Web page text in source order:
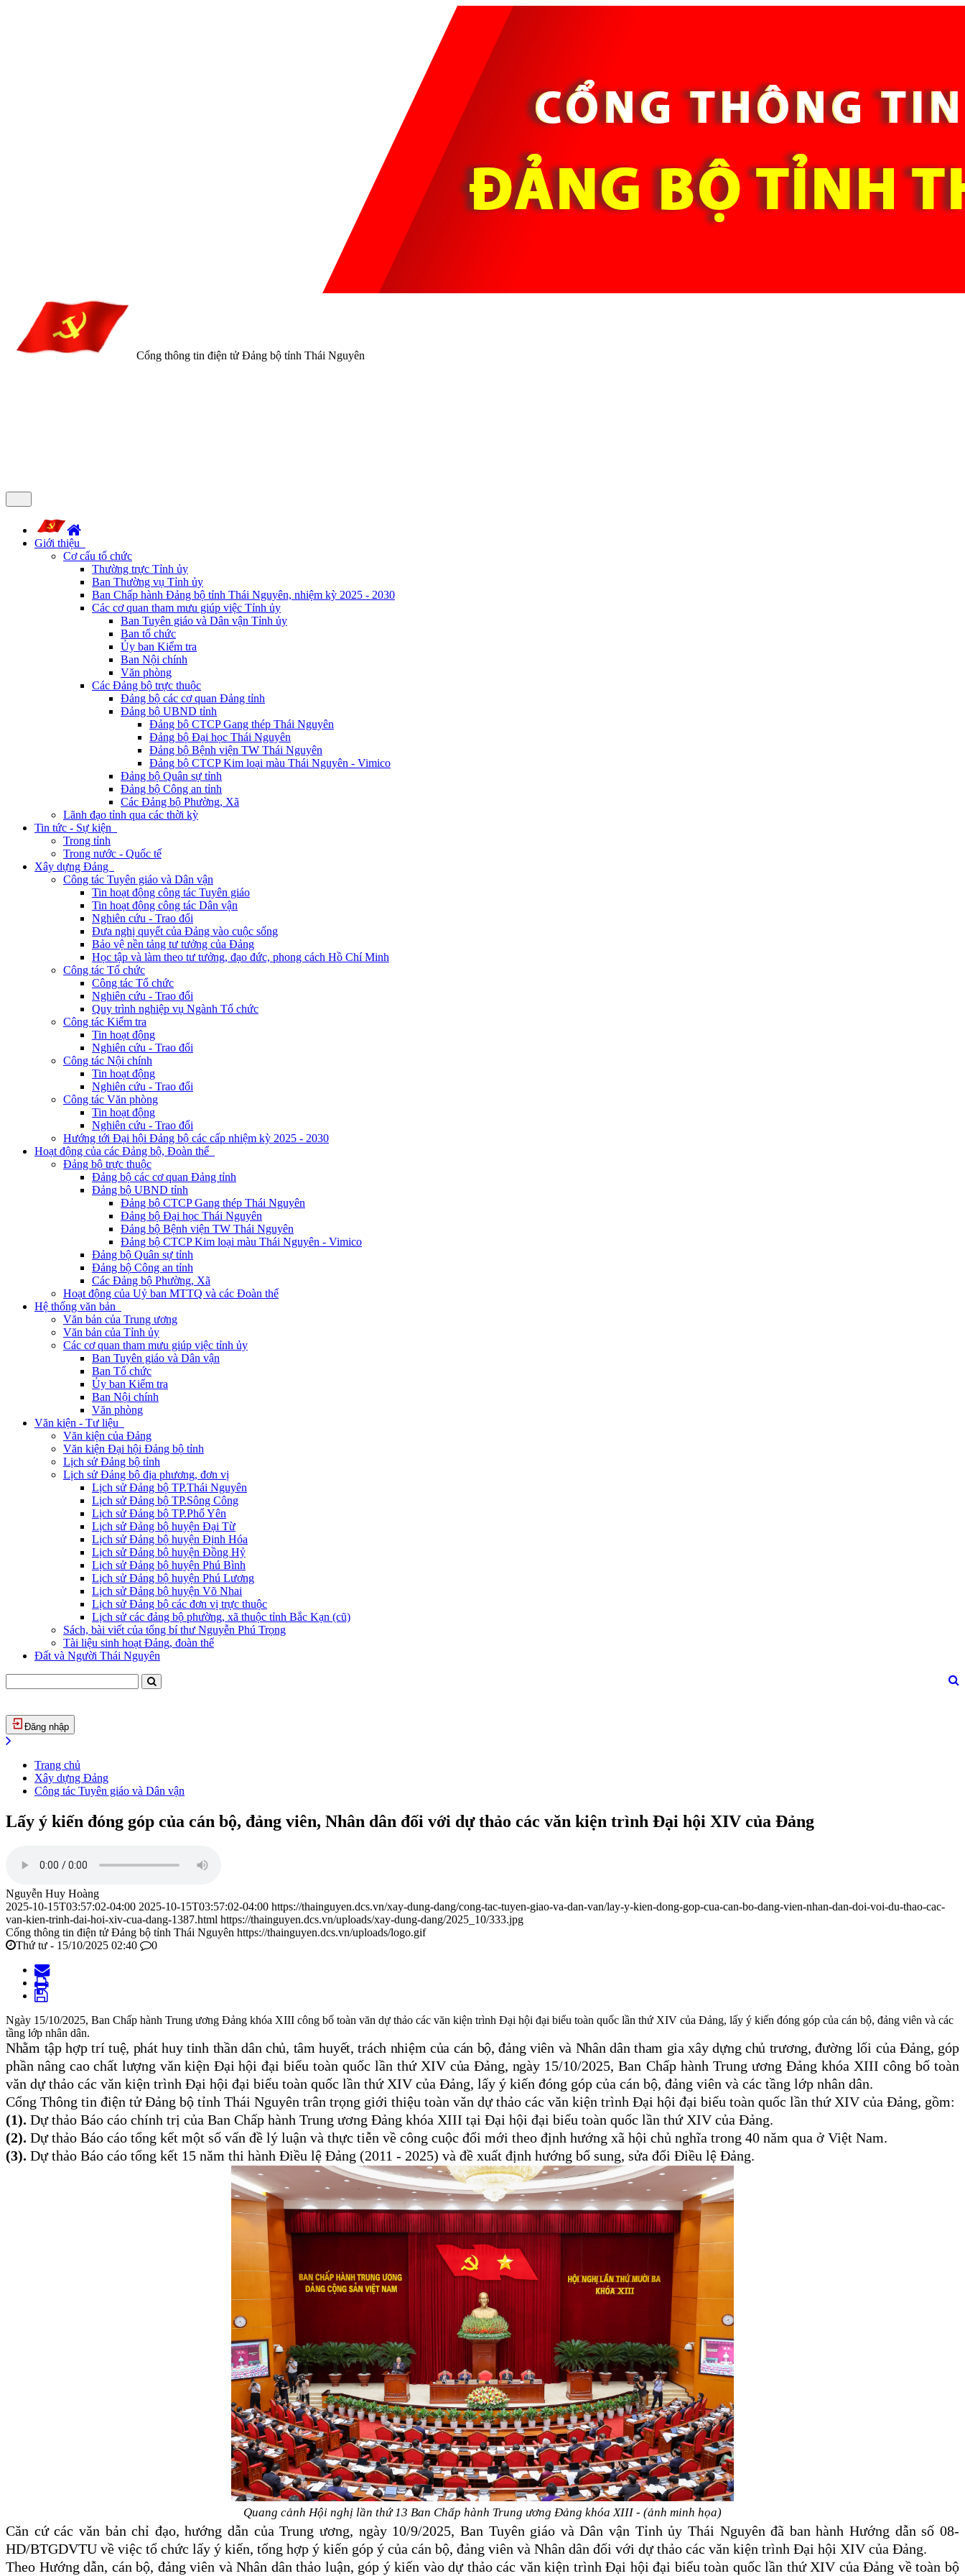
Cổng thông tin điện tử Đảng bộ tỉnh Thái Nguyên
Giới thiệu
Cơ cấu tổ chức
Thường trực Tỉnh ủy
Ban Thường vụ Tỉnh ủy
Ban Chấp hành Đảng bộ tỉnh Thái Nguyên, nhiệm kỳ 2025 - 2030
Các cơ quan tham mưu giúp việc Tỉnh ủy
Ban Tuyên giáo và Dân vận Tỉnh ủy
Ban tổ chức
Ủy ban Kiểm tra
Ban Nội chính
Văn phòng
Các Đảng bộ trực thuộc
Đảng bộ các cơ quan Đảng tỉnh
Đảng bộ UBND tỉnh
Đảng bộ CTCP Gang thép Thái Nguyên
Đảng bộ Đại học Thái Nguyên
Đảng bộ Bệnh viện TW Thái Nguyên
Đảng bộ CTCP Kim loại màu Thái Nguyên - Vimico
Đảng bộ Quân sự tỉnh
Đảng bộ Công an tỉnh
Các Đảng bộ Phường, Xã
Lãnh đạo tỉnh qua các thời kỳ
Tin tức - Sự kiện
Trong tỉnh
Trong nước - Quốc tế
Xây dựng Đảng
Công tác Tuyên giáo và Dân vận
Tin hoạt động công tác Tuyên giáo
Tin hoạt động công tác Dân vận
Nghiên cứu - Trao đổi
Đưa nghị quyết của Đảng vào cuộc sống
Bảo vệ nền tảng tư tưởng của Đảng
Học tập và làm theo tư tưởng, đạo đức, phong cách Hồ Chí Minh
Công tác Tổ chức
Công tác Tổ chức
Nghiên cứu - Trao đổi
Quy trình nghiệp vụ Ngành Tổ chức
Công tác Kiểm tra
Tin hoạt động
Nghiên cứu - Trao đổi
Công tác Nội chính
Tin hoạt động
Nghiên cứu - Trao đổi
Công tác Văn phòng
Tin hoạt động
Nghiên cứu - Trao đổi
Hướng tới Đại hội Đảng bộ các cấp nhiệm kỳ 2025 - 2030
Hoạt động của các Đảng bộ, Đoàn thể
Đảng bộ trực thuộc
Đảng bộ các cơ quan Đảng tỉnh
Đảng bộ UBND tỉnh
Đảng bộ CTCP Gang thép Thái Nguyên
Đảng bộ Đại học Thái Nguyên
Đảng bộ Bệnh viện TW Thái Nguyên
Đảng bộ CTCP Kim loại màu Thái Nguyên - Vimico
Đảng bộ Quân sự tỉnh
Đảng bộ Công an tỉnh
Các Đảng bộ Phường, Xã
Hoạt động của Uỷ ban MTTQ và các Đoàn thể
Hệ thống văn bản
Văn bản của Trung ương
Văn bản của Tỉnh ủy
Các cơ quan tham mưu giúp việc tỉnh ủy
Ban Tuyên giáo và Dân vận
Ban Tổ chức
Ủy ban Kiểm tra
Ban Nội chính
Văn phòng
Văn kiện - Tư liệu
Văn kiện của Đảng
Văn kiện Đại hội Đảng bộ tỉnh
Lịch sử Đảng bộ tỉnh
Lịch sử Đảng bộ địa phương, đơn vị
Lịch sử Đảng bộ TP.Thái Nguyên
Lịch sử Đảng bộ TP.Sông Công
Lịch sử Đảng bộ TP.Phổ Yên
Lịch sử Đảng bộ huyện Đại Từ
Lịch sử Đảng bộ huyện Định Hóa
Lịch sử Đảng bộ huyện Đồng Hỷ
Lịch sử Đảng bộ huyện Phú Bình
Lịch sử Đảng bộ huyện Phú Lương
Lịch sử Đảng bộ huyện Võ Nhai
Lịch sử Đảng bộ các đơn vị trực thuộc
Lịch sử các đảng bộ phường, xã thuộc tỉnh Bắc Kạn (cũ)
Sách, bài viết của tổng bí thư Nguyễn Phú Trọng
Tài liệu sinh hoạt Đảng, đoàn thể
Đất và Người Thái Nguyên
Đăng nhập
Trang chủ
Xây dựng Đảng
Công tác Tuyên giáo và Dân vận
Lấy ý kiến đóng góp của cán bộ, đảng viên, Nhân dân đối với dự thảo các văn kiện trình Đại hội XIV của Đảng
Nguyễn Huy Hoàng
2025-10-15T03:57:02-04:00 2025-10-15T03:57:02-04:00 https://thainguyen.dcs.vn/xay-dung-dang/cong-tac-tuyen-giao-va-dan-van/lay-y-kien-dong-gop-cua-can-bo-dang-vien-nhan-dan-doi-voi-du-thao-cac-
van-kien-trinh-dai-hoi-xiv-cua-dang-1387.html https://thainguyen.dcs.vn/uploads/xay-dung-dang/2025_10/333.jpg
Cổng thông tin điện tử Đảng bộ tỉnh Thái Nguyên https://thainguyen.dcs.vn/uploads/logo.gif
Thứ tư - 15/10/2025 02:40
0
Ngày 15/10/2025, Ban Chấp hành Trung ương Đảng khóa XIII công bố toàn văn dự thảo các văn kiện trình Đại hội đại biểu toàn quốc lần thứ XIV của Đảng, lấy ý kiến đóng góp của cán bộ, đảng viên và các
tầng lớp nhân dân.
Nhằm tập hợp trí tuệ, phát huy tinh thần dân chủ, tâm huyết, trách nhiệm của cán bộ, đảng viên và Nhân dân tham gia xây dựng chủ trương,đường lối của Đảng, góp
phần nâng cao chất lượng văn kiện Đại hội đại biểu toàn quốc lần thứ XIV của Đảng, ngày 15/10/2025, Ban Chấp hành Trung ương Đảng khóa XIII công bố toàn
văn dự thảo các văn kiện trình Đại hội đại biểu toàn quốc lần thứ XIV của Đảng, lấy ý kiến đóng góp của cán bộ, đảng viên và các tầng lớp nhân dân.
Cổng Thông tin điện tử Đảng bộ tỉnh Thái Nguyên trân trọng giới thiệu toàn văn dự thảo các văn kiện trình Đại hội đại biểu toàn quốc lần thứ XIV của Đảng, gồm:
(1). Dự thảo Báo cáo chính trị của Ban Chấp hành Trung ương Đảng khóa XIII tại Đại hội đại biểu toàn quốc lần thứ XIV của Đảng.
(2). Dự thảo Báo cáo tổng kết một số vấn đề lý luận và thực tiễn về công cuộc đổi mới theo định hướng xã hội chủ nghĩa trong 40 năm qua ở Việt Nam.
(3). Dự thảo Báo cáo tổng kết 15 năm thi hành Điều lệ Đảng (2011 - 2025) và đề xuất định hướng bổ sung, sửa đổi Điều lệ Đảng.
Quang cảnh Hội nghị lần thứ 13 Ban Chấp hành Trung ương Đảng khóa XIII - (ảnh minh họa)
Căn cứ các văn bản chỉ đạo, hướng dẫn của Trung ương, ngày 10/9/2025, Ban Tuyên giáo và Dân vận Tỉnh ủy Thái Nguyên đã ban hành Hướng dẫn số 08-
HD/BTGDVTU về việc tổ chức lấy ý kiến, tổng hợp ý kiến góp ý của cán bộ, đảng viên và Nhân dân đối với dự thảo các văn kiện trình Đại hội XIV của Đảng.
Theo Hướng dẫn, cán bộ, đảng viên và Nhân dân thảo luận, góp ý kiến vào dự thảo các văn kiện trình Đại hội đại biểu toàn quốc lần thứ XIV của Đảng về toàn bộ